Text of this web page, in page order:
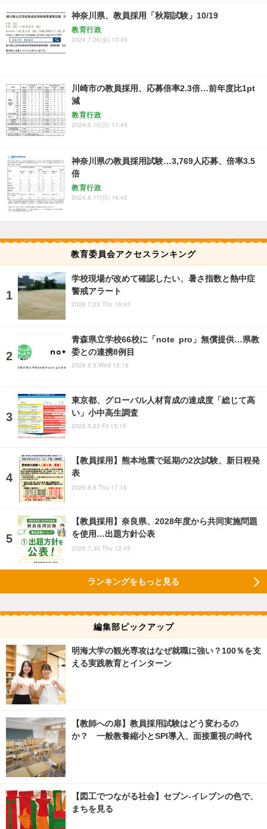
神奈川県、教員採用「秋期試験」10/19
教育行政
2024.7.26(金) 10:45
川崎市の教員採用、応募倍率2.3倍…前年度比1pt
減
教育行政
2024.6.10(月) 11:45
神奈川県の教員採用試験…3,769人応募、倍率3.5
倍
教育行政
2024.6.17(月) 16:45
教育委員会アクセスランキング
学校現場が改めて確認したい、暑さ指数と熱中症
警戒アラート
2026.7.23 Thu 16:45
青森県立学校66校に「note pro」無償提供…県教
委との連携8例目
2026.8.5 Wed 15:18
東京都、グローバル人材育成の達成度「総じて高
い」小中高生調査
2025.5.23 Fri 15:15
【教員採用】熊本地震で延期の2次試験、新日程発
表
2026.8.6 Thu 17:15
【教員採用】奈良県、2028年度から共同実施問題
を使用…出題方針公表
2026.7.30 Thu 12:45
ランキングをもっと見る
編集部ピックアップ
明海大学の観光専攻はなぜ就職に強い？100％を支
える実践教育とインターン
【教師への扉】教員採用試験はどう変わるの
か？ 一般教養縮小とSPI導入、面接重視の時代
【図工でつながる社会】セブン‐イレブンの色で、
まちを見る